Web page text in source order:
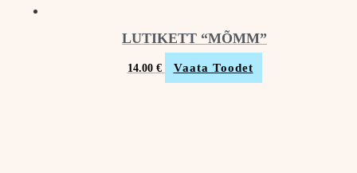
LUTIKETT “MÕMM”
14.00 € Vaata Toodet